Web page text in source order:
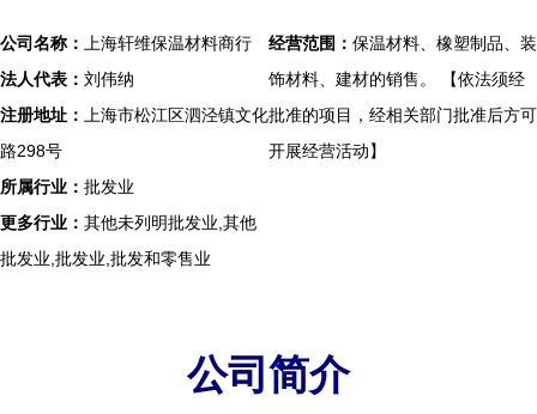
公司名称：
上海轩维保温材料商行
法人代表： 刘伟纳
注册地址：
上海市松江区泗泾镇文化
路298号
所属行业： 批发业
更多行业： 其他未列明批发业,其他
批发业,批发业,批发和零售业
经营范围： 保温材料、橡塑制品、装
饰材料、建材的销售。 【依法须经
批准的项目，经相关部门批准后方可
开展经营活动】
公司简介